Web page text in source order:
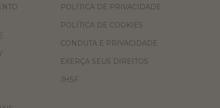
POLÍTICA DE PRIVACIDADE
POLÍTICA DE COOKIES
CONDUTA E PRIVACIDADE
EXERÇA SEUS DIREITOS
JHSF